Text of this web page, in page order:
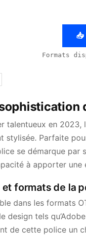
Formats
talentueux en 2023,
stylisée. Parfaite
se démarque
à apporter
formats de la
dans les formats
design tels
de cette police un